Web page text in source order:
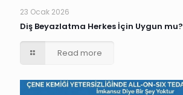
23 Ocak 2026
Diş Beyazlatma Herkes İçin Uygun mu?
Read more